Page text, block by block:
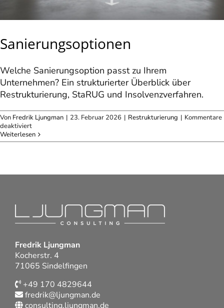
Sanierungsoptionen
Welche Sanierungsoption passt zu Ihrem
Unternehmen? Ein strukturierter Überblick über
Restrukturierung, StaRUG und Insolvenzverfahren.
Von Fredrik Ljungman | 23. Februar 2026 | Restrukturierung | Kommentare
deaktiviertfür
Sanierungsoptionen
Weiterlesen
Fredrik Ljungman
Kocherstr. 4
71065 Sindelfingen
+49 170 4829644
fredrik@ljungman.de
consulting.ljungman.de